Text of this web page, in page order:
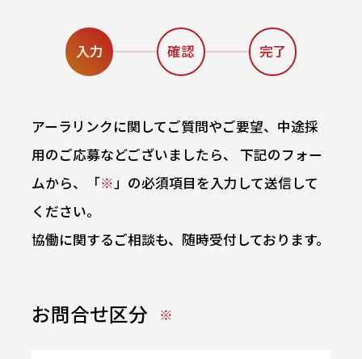
入力 確認 完了
アーラリンクに関してご質問やご要望、中途採
用のご応募などございましたら、
下記のフォー
ムから、「※」の必須項目を入力して送信して
ください。
協働に関するご相談も、随時受付しております。
お問合せ区分